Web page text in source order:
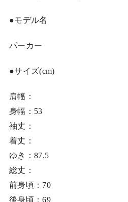
●モデル名
パーカー
●サイズ(cm)
肩幅：
身幅：53
袖丈：
着丈：
ゆき：87.5
総丈：
前身頃：70
後身頃：69